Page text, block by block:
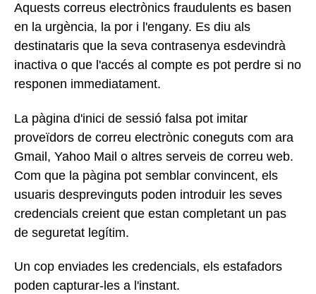
Aquests correus electrònics fraudulents es basen
en la urgència, la por i l'engany. Es diu als
destinataris que la seva contrasenya esdevindrà
inactiva o que l'accés al compte es pot perdre si no
responen immediatament.
La pàgina d'inici de sessió falsa pot imitar
proveïdors de correu electrònic coneguts com ara
Gmail, Yahoo Mail o altres serveis de correu web.
Com que la pàgina pot semblar convincent, els
usuaris desprevinguts poden introduir les seves
credencials creient que estan completant un pas
de seguretat legítim.
Un cop enviades les credencials, els estafadors
poden capturar-les a l'instant.